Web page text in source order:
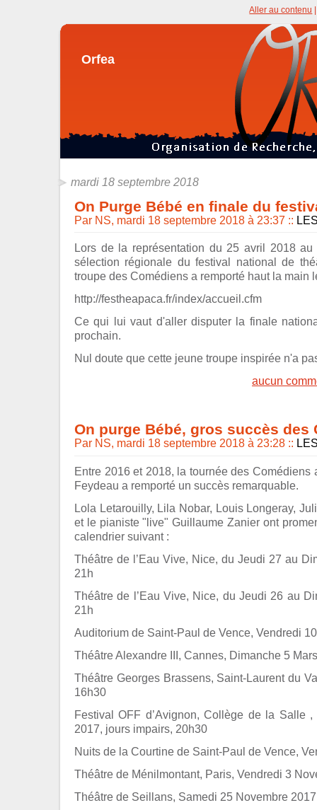
Orfea
Aller au contenu
mardi 18 septembre 2018
On Purge Bébé en finale du
Par NS, mardi 18 septembre 2018 à 23:37 ::
Lors de la représentation du 25 avril 2018
sélection régionale du festival national de
troupe des Comédiens a remporté haut la main
http://festheapaca.fr/index/accueil.cfm
Ce qui lui vaut d'aller disputer la finale
prochain.
Nul doute que cette jeune troupe inspirée n'a
aucun
On purge Bébé, gros succès des
Par NS, mardi 18 septembre 2018 à 23:28 ::
Entre 2016 et 2018, la tournée des Comédiens
Feydeau a remporté un succès remarquable.
Lola Letarouilly, Lila Nobar, Louis Longeray,
et le pianiste "live" Guillaume Zanier ont
calendrier suivant :
Théâtre de l’Eau Vive, Nice, du Jeudi 27 au
21h
Théâtre de l’Eau Vive, Nice, du Jeudi 26 au
21h
Auditorium de Saint-Paul de Vence, Vendredi
Théâtre Alexandre III, Cannes, Dimanche 5
Théâtre Georges Brassens, Saint-Laurent du
16h30
Festival OFF d’Avignon, Collège de la Salle
2017, jours impairs, 20h30
Nuits de la Courtine de Saint-Paul de Vence,
Théâtre de Ménilmontant, Paris, Vendredi 3
Théâtre de Seillans, Samedi 25 Novembre